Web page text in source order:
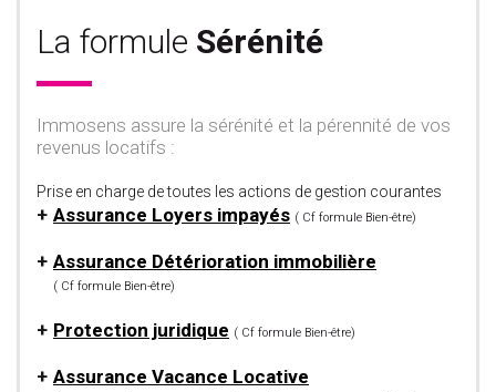
La formule Sérénité
Immosens assure la sérénité et la pérennité de vos
revenus locatifs :
Prise en charge de toutes les actions de gestion courantes
Assurance Loyers impayés ( Cf formule Bien-être)
Assurance Détérioration immobilière
( Cf formule Bien-être)
Protection juridique ( Cf formule Bien-être)
Assurance Vacance Locative